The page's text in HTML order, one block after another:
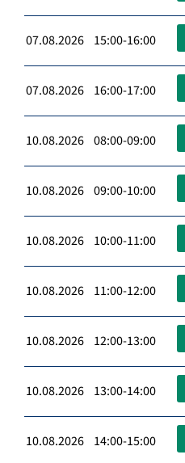
07.08.2026 15:00-16:00
07.08.2026 16:00-17:00
10.08.2026 08:00-09:00
10.08.2026 09:00-10:00
10.08.2026 10:00-11:00
10.08.2026 11:00-12:00
10.08.2026 12:00-13:00
10.08.2026 13:00-14:00
10.08.2026 14:00-15:00